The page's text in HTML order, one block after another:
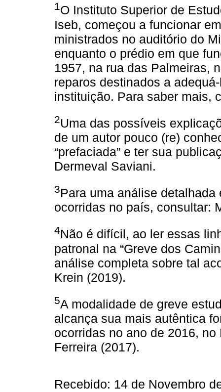
1O Instituto Superior de
Iseb, começou a funcionar
ministrados no auditório do
enquanto o prédio em que
1957, na rua das Palmeiras,
reparos destinados a
instituição. Para saber mais,
2Uma das possíveis
de um autor pouco (re)
“prefaciada” e ter sua
Dermeval Saviani.
3Para uma análise
ocorridas no país, consultar:
4Não é difícil, ao ler essas
patronal na “Greve dos
análise completa sobre tal
Krein (2019).
5A modalidade de greve
alcança sua mais autêntica
ocorridas no ano de 2016,
Ferreira (2017).
Recebido: 14 de Novembro